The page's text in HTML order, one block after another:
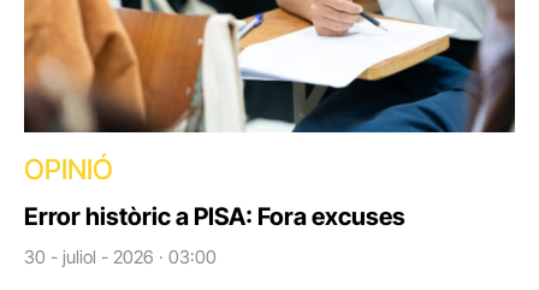
OPINIÓ
Error històric a PISA: Fora excuses
30 - juliol - 2026 · 03:00